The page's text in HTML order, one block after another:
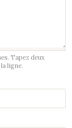
Tapez deux
ligne.